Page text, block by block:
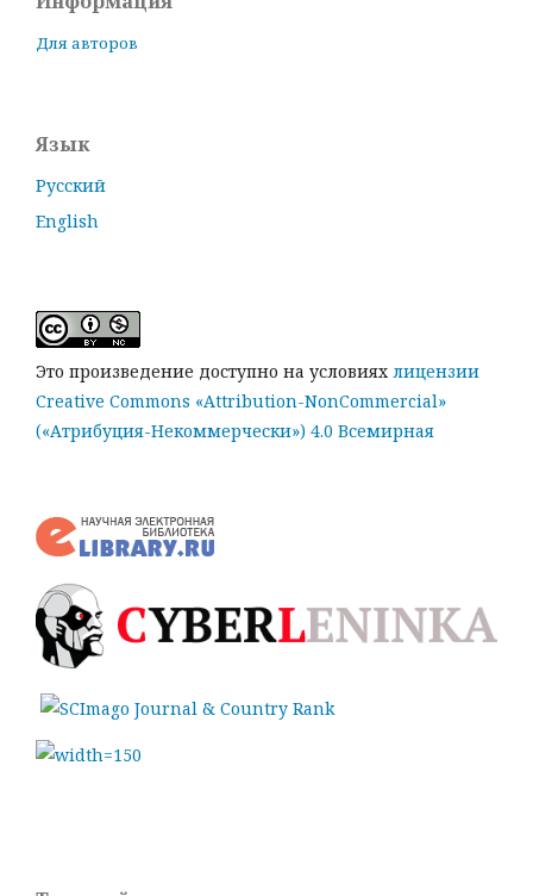
Для авторов
Язык
Русский
English
Это произведение доступно на условиях лицензии
Creative Commons «Attribution-NonCommercial»
(«Атрибуция-Некоммерчески») 4.0 Всемирная